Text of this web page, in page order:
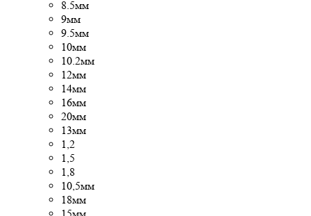
8.5мм
9мм
9.5мм
10мм
10.2мм
12мм
14мм
16мм
20мм
13мм
1,2
1,5
1,8
10,5мм
18мм